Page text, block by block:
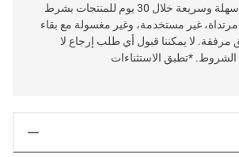
خدمة إرجاع سهلة وسريعة خلال 30 يوم للمنتجات بشرط
غير مستخدمة، وغير مغسولة مع بقاء
مرفقة. لا يمكننا قبول أي طلب إرجاع لا
*تطبق الاستثناءات